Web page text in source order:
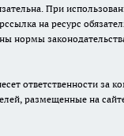
При
на ресурс
нормы
ответственности за
размещенные на